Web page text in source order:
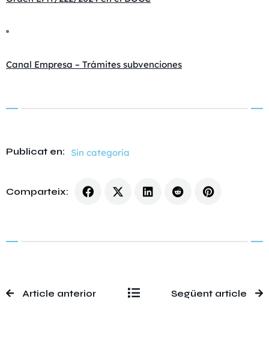
Canal Empresa – Trámites subvenciones
Publicat en: Sin categoría
Comparteix:
Article anterior Següent article